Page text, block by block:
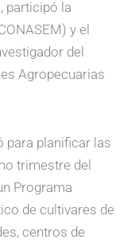
participó la
y el
del
Agropecuarias
para planificar las
trimestre del
Programa
de cultivares de
centros de